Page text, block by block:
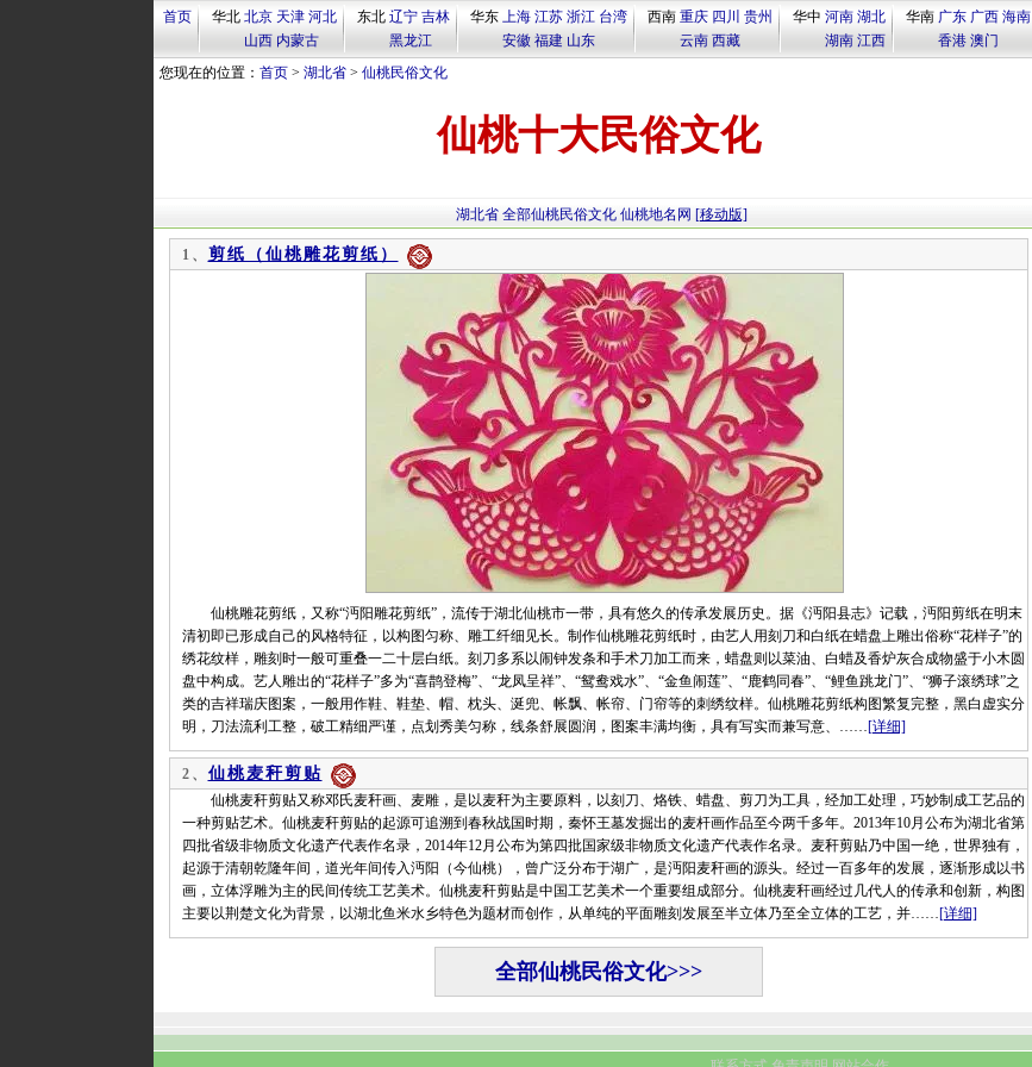
首页 华北 北京 天津 河北
山西 内蒙古
东北 辽宁 吉林
黑龙江
华东 上海 江苏 浙江 台湾
安徽 福建 山东
西南 重庆 四川 贵州
云南 西藏
华中 河南 湖北
湖南 江西
华南 广东 广西 海南
香港 澳门
您现在的位置： 首页> 湖北省> 仙桃民俗文化
仙桃十大民俗文化
湖北省 全部仙桃民俗文化 仙桃地名网 [移动版]
1、 剪纸（仙桃雕花剪纸）
仙桃雕花剪纸，又称“沔阳雕花剪纸”，流传于湖北仙桃市一带，具有悠久的传承发展历史。据《沔阳县志》记载，沔阳剪纸在明末
清初即已形成自己的风格特征，以构图匀称、雕工纤细见长。制作仙桃雕花剪纸时，由艺人用刻刀和白纸在蜡盘上雕出俗称“花样子”的
绣花纹样，雕刻时一般可重叠一二十层白纸。刻刀多系以闹钟发条和手术刀加工而来，蜡盘则以菜油、白蜡及香炉灰合成物盛于小木圆
盘中构成。艺人雕出的“花样子”多为“喜鹊登梅”、“龙凤呈祥”、“鸳鸯戏水”、“金鱼闹莲”、“鹿鹤同春”、“鲤鱼跳龙门”、“狮子滚绣球”之
类的吉祥瑞庆图案，一般用作鞋、鞋垫、帽、枕头、涎兜、帐飘、帐帘、门帘等的刺绣纹样。仙桃雕花剪纸构图繁复完整，黑白虚实分
明，刀法流利工整，破工精细严谨，点划秀美匀称，线条舒展圆润，图案丰满均衡，具有写实而兼写意、……[详细]
2、 仙桃麦秆剪贴
仙桃麦秆剪贴又称邓氏麦秆画、麦雕，是以麦秆为主要原料，以刻刀、烙铁、蜡盘、剪刀为工具，经加工处理，巧妙制成工艺品的
一种剪贴艺术。仙桃麦秆剪贴的起源可追溯到春秋战国时期，秦怀王墓发掘出的麦杆画作品至今两千多年。2013年10月公布为湖北省第
四批省级非物质文化遗产代表作名录，2014年12月公布为第四批国家级非物质文化遗产代表作名录。麦秆剪贴乃中国一绝，世界独有，
起源于清朝乾隆年间，道光年间传入沔阳（今仙桃），曾广泛分布于湖广，是沔阳麦秆画的源头。经过一百多年的发展，逐渐形成以书
画，立体浮雕为主的民间传统工艺美术。仙桃麦秆剪贴是中国工艺美术一个重要组成部分。仙桃麦秆画经过几代人的传承和创新，构图
主要以荆楚文化为背景，以湖北鱼米水乡特色为题材而创作，从单纯的平面雕刻发展至半立体乃至全立体的工艺，并……[详细]
全部仙桃民俗文化>>>